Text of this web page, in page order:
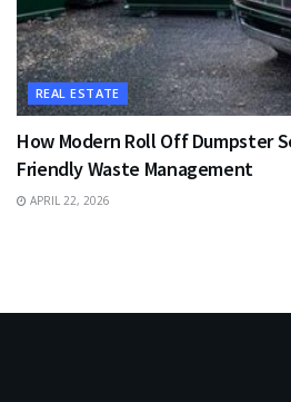
REAL ESTATE
How Modern Roll Off Dumpster
Friendly Waste Management
APRIL 22, 2026